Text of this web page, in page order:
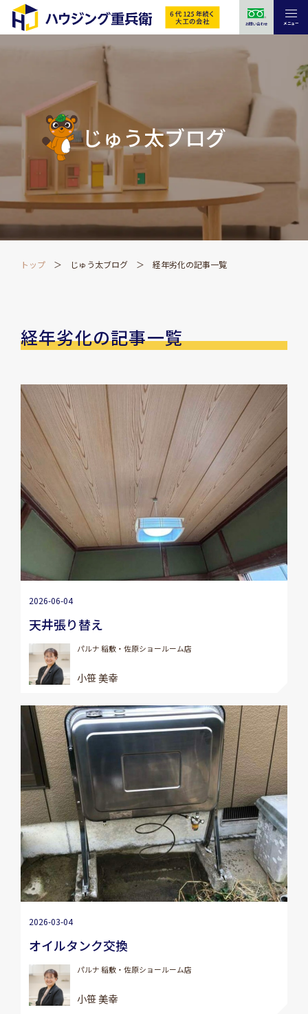
お問い合わせ メニュー
じゅう太ブログ
トップ じゅう太ブログ 経年劣化の記事一覧
経年劣化の記事一覧
2026-06-04
天井張り替え
パルナ 稲敷・佐原ショールーム店
小笹 美幸
2026-03-04
オイルタンク交換
パルナ 稲敷・佐原ショールーム店
小笹 美幸